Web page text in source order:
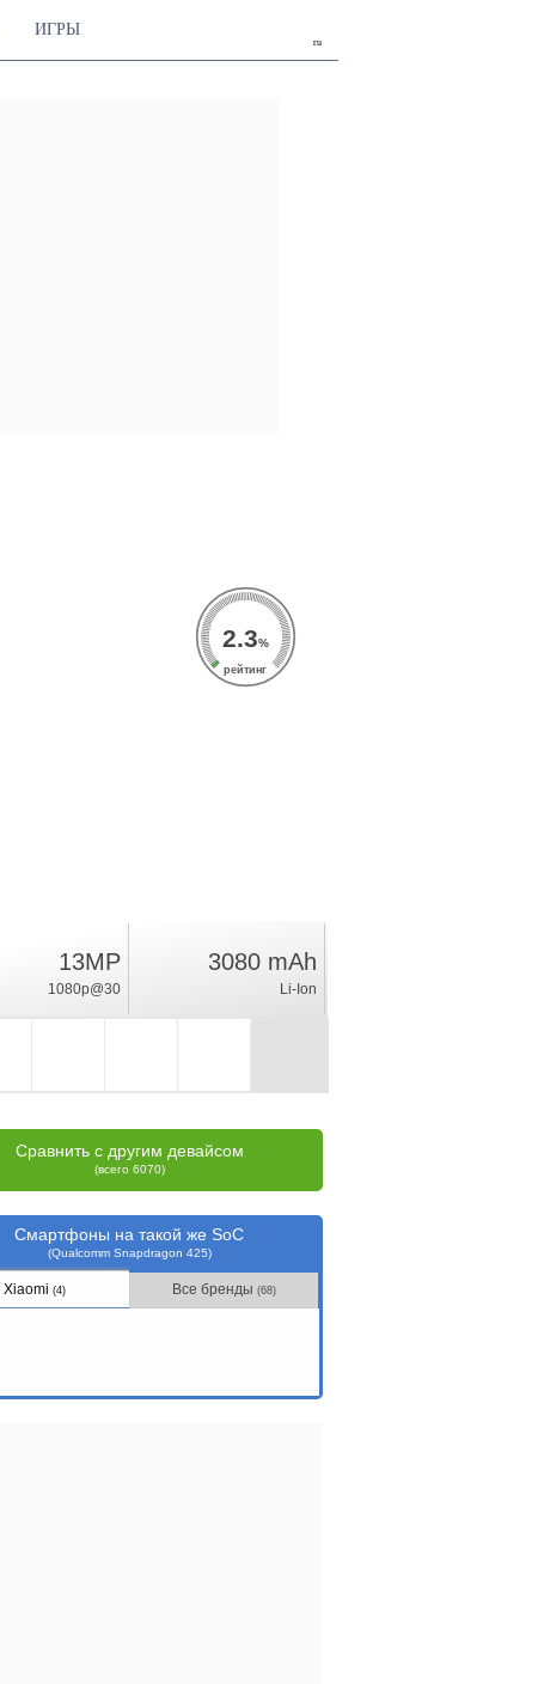
ru
ИГРЫ
2.3%
рейтинг
13MP
1080p@30
3080 mAh
Li-Ion
Сравнить с другим девайсом
(всего 6070)
Смартфоны на такой же SoC
(Qualcomm Snapdragon 425)
Xiaomi(4) Все бренды (68)